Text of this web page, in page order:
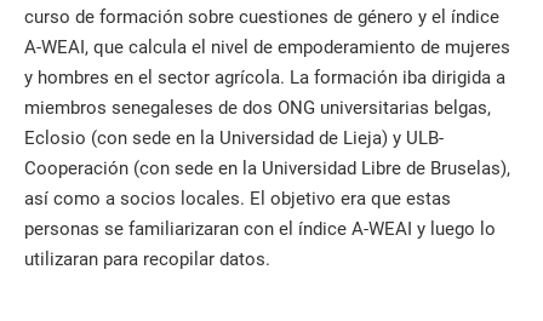
curso de formación sobre cuestiones de género y el índice
A-WEAI, que calcula el nivel de empoderamiento de mujeres
y hombres en el sector agrícola. La formación iba dirigida a
miembros senegaleses de dos ONG universitarias belgas,
Eclosio (con sede en la Universidad de Lieja) y ULB-
Cooperación (con sede en la Universidad Libre de Bruselas),
así como a socios locales. El objetivo era que estas
personas se familiarizaran con el índice A-WEAI y luego lo
utilizaran para recopilar datos.